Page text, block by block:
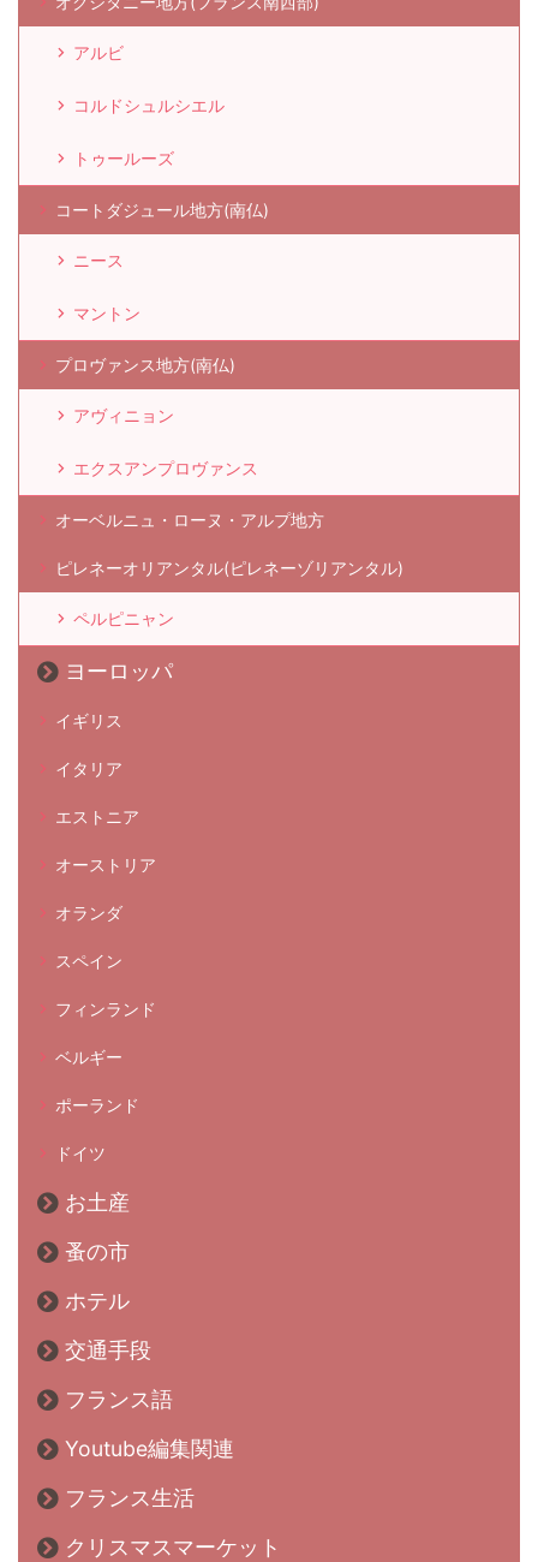
アルビ
コルドシュルシエル
トゥールーズ
コートダジュール地方(南仏)
ニース
マントン
プロヴァンス地方(南仏)
アヴィニョン
エクスアンプロヴァンス
オーベルニュ・ローヌ・アルプ地方
ピレネーオリアンタル(ピレネーゾリアンタル)
ペルピニャン
ヨーロッパ
イギリス
イタリア
エストニア
オーストリア
オランダ
スペイン
フィンランド
ベルギー
ポーランド
ドイツ
お土産
蚤の市
ホテル
交通手段
フランス語
Youtube編集関連
フランス生活
クリスマスマーケット